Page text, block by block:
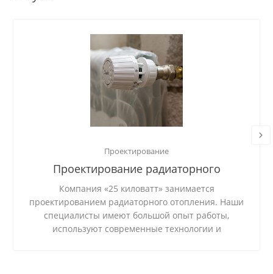
Проектирование
Проектирование радиаторного
отопления
Компания «25 киловатт» занимается
проектированием радиаторного отопления. Наши
специалисты имеют большой опыт работы,
используют современные технологии и